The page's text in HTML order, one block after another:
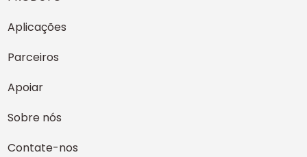
Aplicações
Parceiros
Apoiar
Sobre nós
Contate-nos